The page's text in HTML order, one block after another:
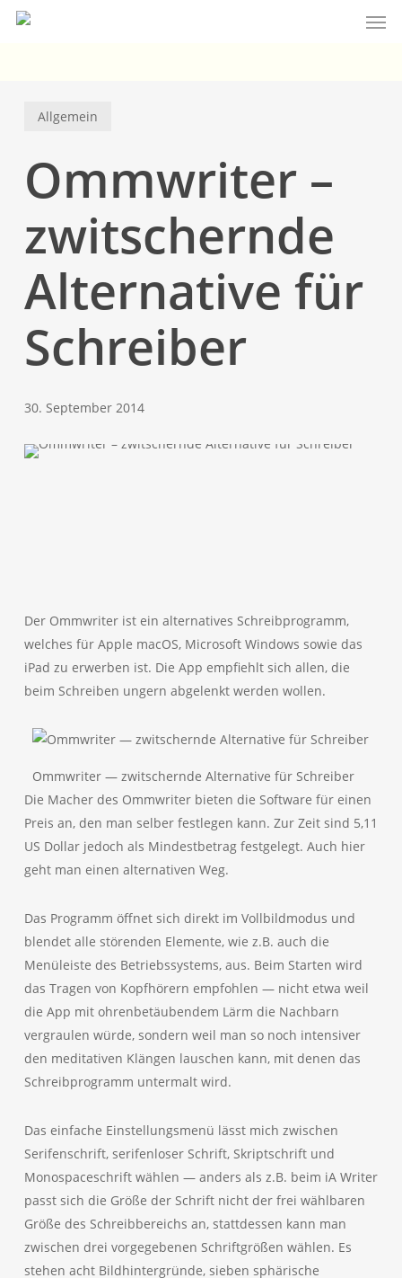
Skip
Allgemein
Ommwriter –
zwitschernde
Alternative für
Schreiber
30. September 2014
Der Ommwriter ist ein alternatives Schreibprogramm,
welches für Apple macOS, Microsoft Windows sowie das
iPad zu erwerben ist. Die App empfiehlt sich allen, die
beim Schreiben ungern abgelenkt werden wollen.
Ommwriter — zwitschernde Alternative für Schreiber
Die Macher des Ommwriter bieten die Software für einen
Preis an, den man selber festlegen kann. Zur Zeit sind 5,11
US Dollar jedoch als Mindestbetrag festgelegt. Auch hier
geht man einen alternativen Weg.
Das Programm öffnet sich direkt im Vollbildmodus und
blendet alle störenden Elemente, wie z.B. auch die
Menüleiste des Betriebssystems, aus. Beim Starten wird
das Tragen von Kopfhörern empfohlen — nicht etwa weil
die App mit ohrenbetäubendem Lärm die Nachbarn
vergraulen würde, sondern weil man so noch intensiver
den meditativen Klängen lauschen kann, mit denen das
Schreibprogramm untermalt wird.
Das einfache Einstellungsmenü lässt mich zwischen
Serifenschrift, serifenloser Schrift, Skriptschrift und
Monospaceschrift wählen — anders als z.B. beim iA Writer
passt sich die Größe der Schrift nicht der frei wählbaren
Größe des Schreibbereichs an, stattdessen kann man
zwischen drei vorgegebenen Schriftgrößen wählen. Es
stehen acht Bildhintergründe, sieben sphärische